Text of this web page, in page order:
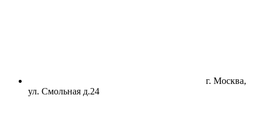
г. Москва,
ул. Смольная д.24